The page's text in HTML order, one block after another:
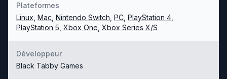
Plateformes
Linux Mac Nintendo Switch PC PlayStation 4
PlayStation 5 Xbox One Xbox Series X/S
Développeur
Black Tabby Games